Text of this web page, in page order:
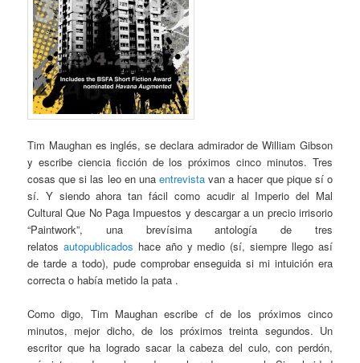
Tim Maughan es inglés, se declara admirador de William Gibson
y escribe ciencia ficción de los próximos cinco minutos. Tres
cosas que si las leo en una entrevista van a hacer que pique sí o
sí. Y siendo ahora tan fácil como acudir al Imperio del Mal
Cultural Que No Paga Impuestos y descargar a un precio irrisorio
“Paintwork”, una brevísima antología de tres
relatos autopublicados hace año y medio (sí, siempre llego así
de tarde a todo), pude comprobar enseguida si mi intuición era
correcta o había metido la pata .
Como digo, Tim Maughan escribe cf de los próximos cinco
minutos, mejor dicho, de los próximos treinta segundos. Un
escritor que ha logrado sacar la cabeza del culo, con perdón,